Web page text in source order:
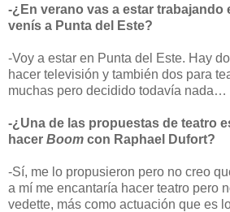
-¿En verano vas a estar trabajando
venís a Punta del Este?
-Voy a estar en Punta del Este. Hay
hacer televisión y también dos para
muchas pero decidido todavía nada…
-¿Una de las propuestas de teatro
hacer Boom con Raphael Dufort?
-Sí, me lo propusieron pero no creo
a mí me encantaría hacer teatro pero
vedette, más como actuación que es